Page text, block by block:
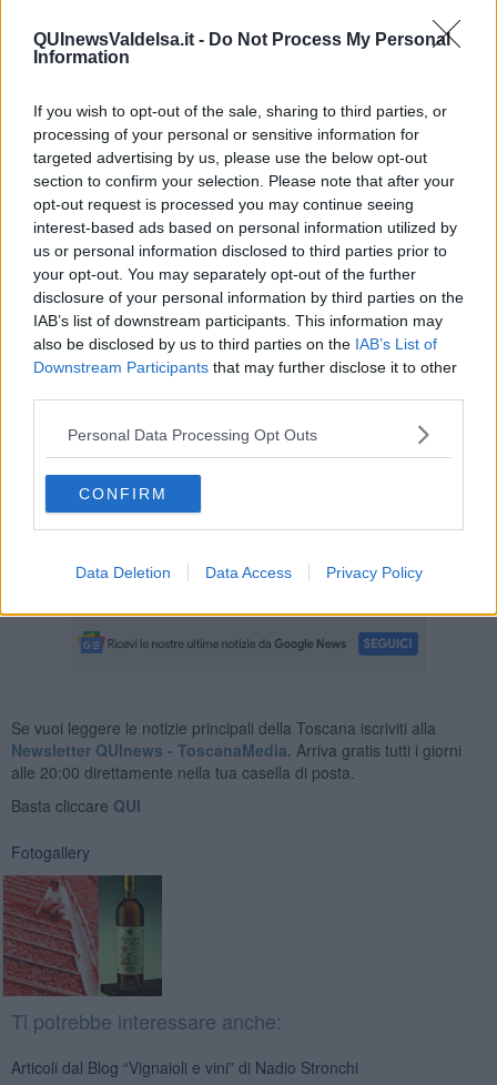
QUInewsValdelsa.it - Do Not Process My Personal
Information
If you wish to opt-out of the sale, sharing to third parties, or
processing of your personal or sensitive information for
targeted advertising by us, please use the below opt-out
section to confirm your selection. Please note that after your
opt-out request is processed you may continue seeing
interest-based ads based on personal information utilized by
us or personal information disclosed to third parties prior to
your opt-out. You may separately opt-out of the further
disclosure of your personal information by third parties on the
IAB’s list of downstream participants. This information may
also be disclosed by us to third parties on the IAB’s List of
Downstream Participants that may further disclose it to other
Personal Data Processing Opt Outs
CONFIRM
Data Deletion Data Access Privacy Policy
Nadio Stronchi
Se vuoi leggere le notizie principali della Toscana iscriviti alla
Newsletter QUInews - ToscanaMedia. Arriva gratis tutti i giorni
alle 20:00 direttamente nella tua casella di posta.
Basta cliccare QUI
Fotogallery
Ti potrebbe interessare anche:
Articoli dal Blog “Vignaioli e vini” di Nadio Stronchi